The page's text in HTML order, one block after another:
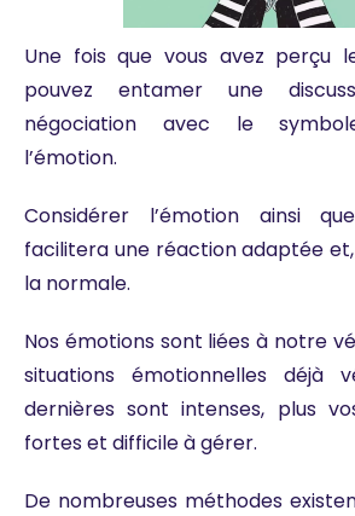
Une fois que vous avez perçu
pouvez entamer une
négociation avec le
l’émotion.
Considérer l’émotion ainsi
facilitera une réaction adaptée
la normale.
Nos émotions sont liées à notre
situations émotionnelles déjà
dernières sont intenses, plus
fortes et difficile à gérer.
De nombreuses méthodes